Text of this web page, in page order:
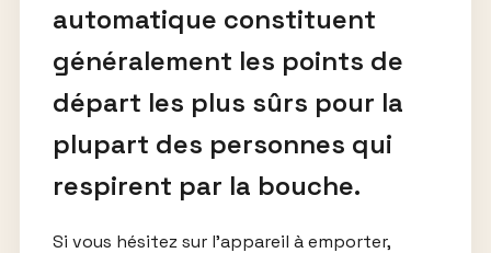
automatique constituent
généralement les points de
départ les plus sûrs pour la
plupart des personnes qui
respirent par la bouche.
Si vous hésitez sur l’appareil à emporter,